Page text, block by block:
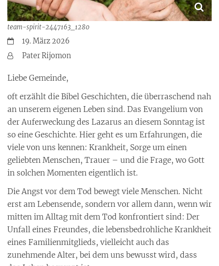
team-spirit-2447163_1280
Datum:19. März 2026
Von:Pater Rijomon
Liebe Gemeinde,
oft erzählt die Bibel Geschichten, die überraschend nah
an unserem eigenen Leben sind. Das Evangelium von
der Auferweckung des Lazarus an diesem Sonntag ist
so eine Geschichte. Hier geht es um Erfahrungen, die
viele von uns kennen: Krankheit, Sorge um einen
geliebten Menschen, Trauer – und die Frage, wo Gott
in solchen Momenten eigentlich ist.
Die Angst vor dem Tod bewegt viele Menschen. Nicht
erst am Lebensende, sondern vor allem dann, wenn wir
mitten im Alltag mit dem Tod konfrontiert sind: Der
Unfall eines Freundes, die lebensbedrohliche Krankheit
eines Familienmitglieds, vielleicht auch das
zunehmende Alter, bei dem uns bewusst wird, dass